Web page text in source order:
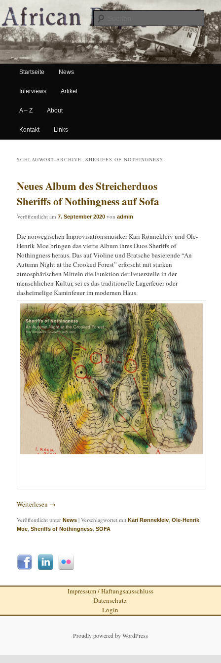
African Paper
Hauptmenü
Zum Inhalt wechseln
Zum sekundären Inhalt wechseln
Startseite News
Interviews Artikel
A – Z About
Kontakt Links
SCHLAGWORT-ARCHIVE:SHERIFFS OF NOTHINGNESS
Neues Album des Streicherduos
Sheriffs of Nothingness auf Sofa
Veröffentlicht am7. September 2020 vonadmin
Die norwegischen Improvisationsmusiker Kari Rønnekleiv und Ole-
Henrik Moe bringen das vierte Album ihres Duos Sheriffs of
Nothingness heraus. Das auf Violine und Bratsche basierende “An
Autumn Night at the Crooked Forest” erforscht mit starken
atmosphärischen Mitteln die Funktion der Feuerstelle in der
menschlichen Kultur, sei es das traditionelle Lagerfeuer oder
dasheimelige Kaminfeuer im modernen Haus.
Weiterlesen →
Veröffentlicht unter News |Verschlagwortet mit Kari Rønnekleiv,Ole-Henrik
Moe,Sheriffs of Nothingness,SOFA
Impressum / Haftungsausschluss
Datenschutz
Login
Proudly powered by WordPress